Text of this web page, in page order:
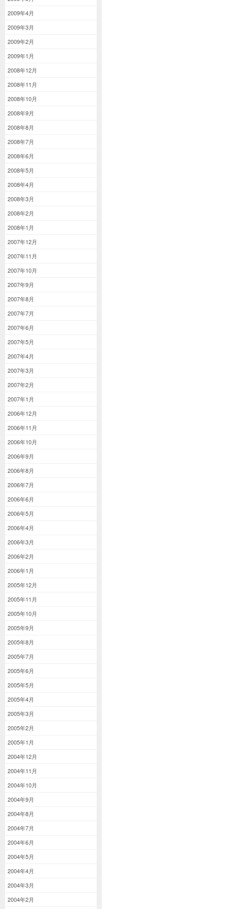
2009年4月
2009年3月
2009年2月
2009年1月
2008年12月
2008年11月
2008年10月
2008年9月
2008年8月
2008年7月
2008年6月
2008年5月
2008年4月
2008年3月
2008年2月
2008年1月
2007年12月
2007年11月
2007年10月
2007年9月
2007年8月
2007年7月
2007年6月
2007年5月
2007年4月
2007年3月
2007年2月
2007年1月
2006年12月
2006年11月
2006年10月
2006年9月
2006年8月
2006年7月
2006年6月
2006年5月
2006年4月
2006年3月
2006年2月
2006年1月
2005年12月
2005年11月
2005年10月
2005年9月
2005年8月
2005年7月
2005年6月
2005年5月
2005年4月
2005年3月
2005年2月
2005年1月
2004年12月
2004年11月
2004年10月
2004年9月
2004年8月
2004年7月
2004年6月
2004年5月
2004年4月
2004年3月
2004年2月